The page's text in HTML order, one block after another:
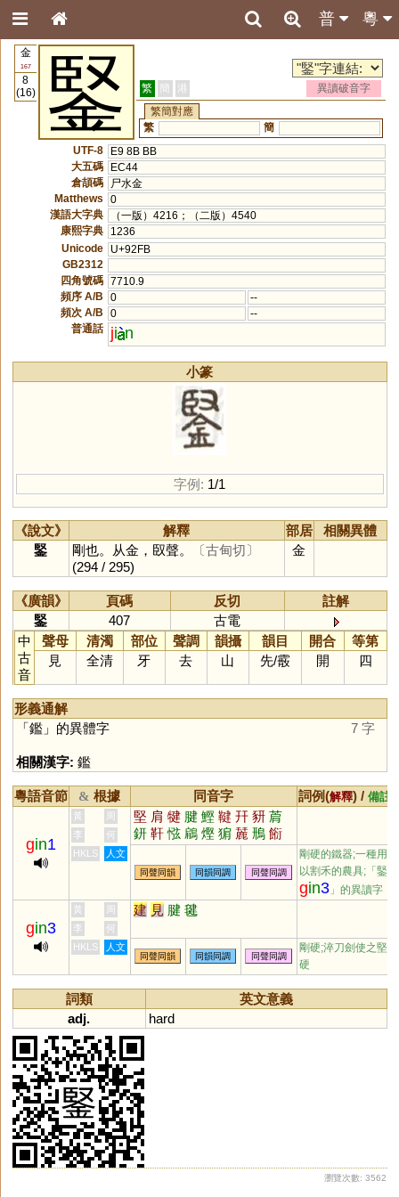
粵
普
金
167
8
(16)
鋻 繁 簡 港
異讀破音字
繁簡對應
繁
簡
UTF-8
E9 8B BB
大五碼
EC44
倉頡碼
尸水金
Matthews
0
漢語大字典
（一版）4216；（二版）4540
康熙字典
1236
Unicode
U+92FB
GB2312
四角號碼 7710.9
頻序 A/B
0
--
頻次 A/B
0
--
普通話
ji n
小篆
字例: 1/1
《說文》 解釋 部居
相關異體
鋻
剛也。从金，臤聲。
〔古甸切〕
(294 / 295)
金
《廣韻》 頁碼 反切
註解
鋻
407
古電
中
古
音
聲母 清濁 部位 聲調 韻攝 韻目 開合
等第
見
全清 牙 去 山 先/霰 開 四
形義通解
「鑑」的異體字 7 字
相關漢字: 鑑
粵語音節 & 根據 同音字 詞例(解釋) / 備註
gin1
黃 周 堅 肩 犍 腱 鰹 鞬 幵 豜 菺
鈃 靬 惤 鵳 熞 猏 麉 鳽 餰
李
何
HKLS
人文
同聲同韻 同韻同調 同聲同調
剛硬的鐵器;一種用
以割禾的農具;「鋻
gin3 」的異讀字
gin3
黃 周 建 見 腱 毽
李
何
HKLS
人文
同聲同韻 同韻同調 同聲同調
剛硬;淬刀劍使之堅
硬
詞類
英文意義
adj.
hard
瀏覽次數: 3562